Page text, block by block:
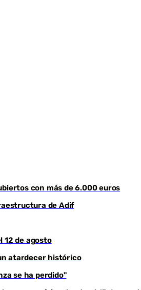
con más de 6.000 euros
de Adif
12 de agosto
atardecer histórico
se ha perdido"